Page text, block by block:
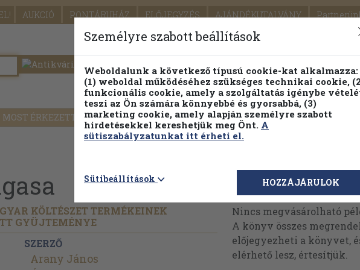
AUKCIÓ PONTÁRUHÁZ ELŐJEGYZÉS AJÁNDÉKUTALVÁNY
SEGÍTSÉG
MOST ÉRKEZETT PILLANATNYI ÁRAINK FENNTARTHATÓ
Részletes kereső Témaköri fa
KÖLTÉSZET TERMÉKEINEK
GYÜJTEMÉNYE
SZERZŐ
Arany János
Megvásárolható
Nincs megvásárolható
A könyv összes
előjegyezheti a könyvet,
elérhető lesz, értesítjük.
Személyre szabott beállítások
Weboldalunk a következő típusú cookie-kat alkalmazza:
(1) weboldal működéséhez szükséges technikai cookie,
funkcionális cookie, amely a szolgáltatás igénybe
teszi az Ön számára könnyebbé és gyorsabbá, (3)
marketing cookie, amely alapján személyre szabott
hirdetésekkel kereshetjük meg Önt. A
sütiszabályzatunkat itt érheti el.
Sütibeállítások HOZZÁJÁRULOK